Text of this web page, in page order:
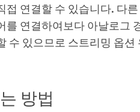
연결할 수 있습니다. 다
연결하여보다 아날로그
수 있으므로 스트리밍 옵
방법